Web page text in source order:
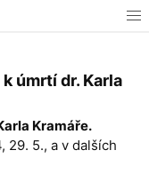
úmrtí dr. Karla
Kramáře.
29. 5., a v dalších